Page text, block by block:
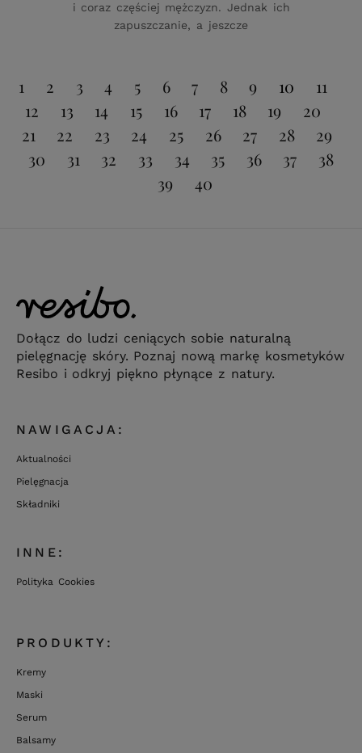
i coraz częściej mężczyzn. Jednak ich
zapuszczanie, a jeszcze
1 2 3 4 5 6 7 8 9 10
11
12
13 14 15 16 17 18 19
20
21
22 23 24 25 26 27 28
29
30
31 32 33 34 35 36 37
38
39
40
Dołącz do ludzi ceniących sobie naturalną
pielęgnację skóry. Poznaj nową markę kosmetyków
Resibo i odkryj piękno płynące z natury.
NAWIGACJA:
Aktualności
Pielęgnacja
Składniki
INNE:
Polityka Cookies
PRODUKTY:
Kremy
Maski
Serum
Balsamy